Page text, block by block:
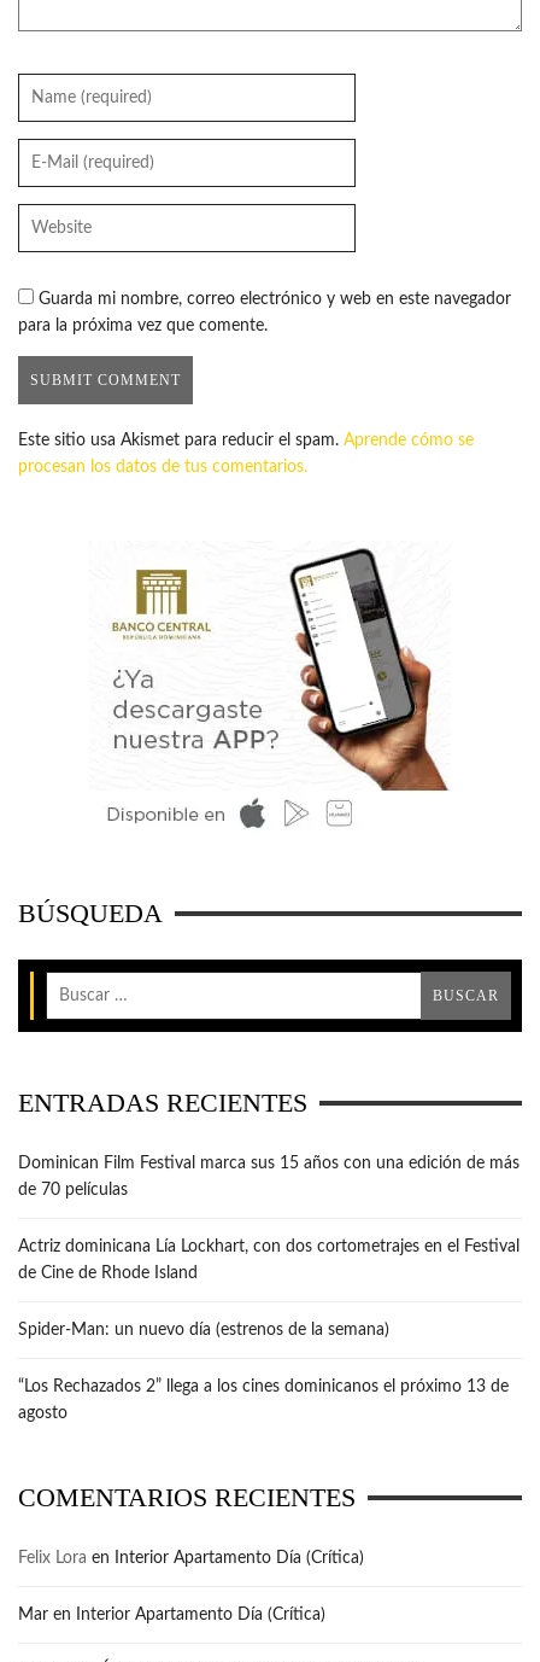
Guarda mi nombre, correo electrónico y web en este navegador
para la próxima vez que comente.
Este sitio usa Akismet para reducir el spam. Aprende cómo se
procesan los datos de tus comentarios.
BÚSQUEDA
ENTRADAS RECIENTES
Dominican Film Festival marca sus 15 años con una edición de más
de 70 películas
Actriz dominicana Lía Lockhart, con dos cortometrajes en el Festival
de Cine de Rhode Island
Spider-Man: un nuevo día (estrenos de la semana)
“Los Rechazados 2” llega a los cines dominicanos el próximo 13 de
agosto
COMENTARIOS RECIENTES
Felix Lora en Interior Apartamento Día (Crítica)
Mar en Interior Apartamento Día (Crítica)